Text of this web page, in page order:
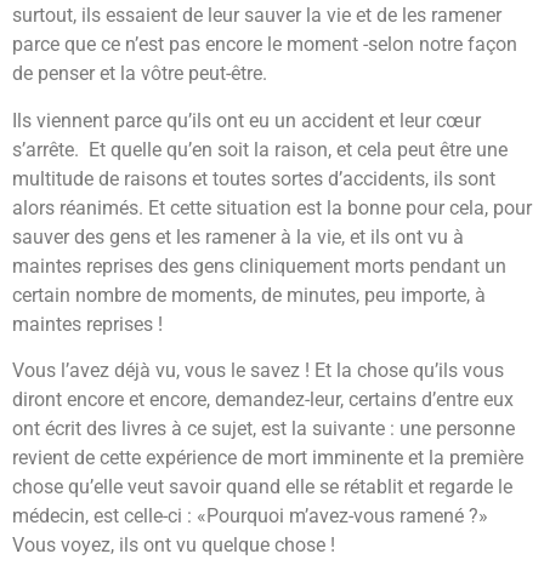
surtout, ils essaient de leur sauver la vie et de les ramener
parce que ce n’est pas encore le moment -selon notre façon
de penser et la vôtre peut-être.
Ils viennent parce qu’ils ont eu un accident et leur cœur
s’arrête. Et quelle qu’en soit la raison, et cela peut être une
multitude de raisons et toutes sortes d’accidents, ils sont
alors réanimés. Et cette situation est la bonne pour cela, pour
sauver des gens et les ramener à la vie, et ils ont vu à
maintes reprises des gens cliniquement morts pendant un
certain nombre de moments, de minutes, peu importe, à
maintes reprises !
Vous l’avez déjà vu, vous le savez ! Et la chose qu’ils vous
diront encore et encore, demandez-leur, certains d’entre eux
ont écrit des livres à ce sujet, est la suivante : une personne
revient de cette expérience de mort imminente et la première
chose qu’elle veut savoir quand elle se rétablit et regarde le
médecin, est celle-ci : «Pourquoi m’avez-vous ramené ?»
Vous voyez, ils ont vu quelque chose !